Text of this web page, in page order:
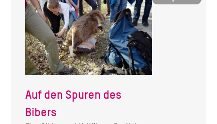
Auf den Spuren des
Bibers